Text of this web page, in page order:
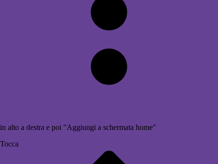
in alto a destra e poi "Aggiungi a schermata home"
Tocca